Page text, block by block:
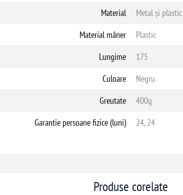
Material
Metal și plastic
Material mâner
Plastic
Lungime
175
Culoare
Negru
Greutate
400g
Garantie persoane fizice (luni)
24, 24
Produse corelate